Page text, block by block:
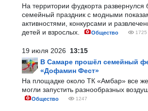
На территории фудкорта развернулся
семейный праздник с модными
активностями, конкурсами и
детей и взрослых.
Общество 1725
19 июля 2026 13:15
В Самаре прошёл семейный
«Дофамин Фест»
На площадке около ТК «Амбар» все
могли запустить разнообразных
Общество 1247